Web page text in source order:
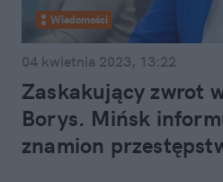
Wiadomości
04 kwietnia 2023, 13:22
Zaskakujący zwrot
Borys. Mińsk
znamion